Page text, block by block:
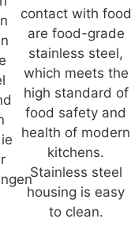
contact with food
are food-grade
stainless steel,
which meets the
high standard of
food safety and
health of modern
kitchens.
Stainless steel
housing is easy
to clean.